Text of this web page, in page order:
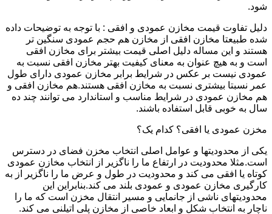
شود.
دلیل تفاوت قیمت مخازن عمودی و افقی : با توجه به توضیحات داده
شده طبیعتا مخازن افقی از مخازن هم حجم عمودی سنگین تر
هستند و این مساله دلیل اصلی قیمت بیشتر برای مخازن افقی
است و به هیچ عنوان به معنای کیفیت بهتر مخازن افقی نسبت به
عمودی نیست بر عکس در شرایط برابر مخازن عمودی دارای طول
عمر نسبتا بیشتری نسبت به مخازن افقی هستند.هم مخازن افقی و
هم مخازن عمودی در شرایط مناسب و استاندارد می توانند چند ده
سال به خوبی قابل استفاده باشند.
مخزن عمودی یا افقی؟ کدام یک؟
یکی از محدودیتها و عوامل اصلی انتخاب مخزن فضای در دسترس
است.مثلا محدودیت در ارتفاع ما را ناگزیر از انتخاب مخازن عمودی
کوتاه یا افقی می کند و محدودیت در طول و عرض ما را ناگزیر از به
کارگیری مخازن عمودی و عمودی بلند می کند.بنابراین این
محدودیتهای ناشی از جانمایی و مسیر انتقال مخزن است که ما را
ناچار به انتخاب شکل و ابعاد خاصی از مخازن پلی اتیلنی می کند.